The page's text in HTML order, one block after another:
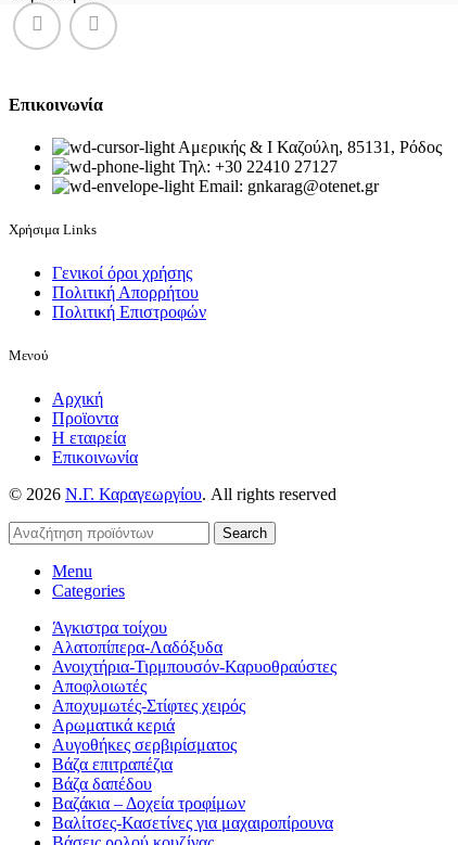
Επικοινωνία
Αμερικής & Ι Καζούλη, 85131, Ρόδος
Τηλ: +30 22410 27127
Email: gnkarag@otenet.gr
Χρήσιμα Links
Γενικοί όροι χρήσης
Πολιτική Απορρήτου
Πολιτική Επιστροφών
Μενού
Αρχική
Προϊοντα
Η εταιρεία
Επικοινωνία
© 2026 Ν.Γ. Καραγεωργίου. All rights reserved
Search
Menu
Categories
Άγκιστρα τοίχου
Αλατοπίπερα-Λαδόξυδα
Ανοιχτήρια-Τιρμπουσόν-Καρυοθραύστες
Αποφλοιωτές
Αποχυμωτές-Στίφτες χειρός
Αρωματικά κεριά
Αυγοθήκες σερβιρίσματος
Βάζα επιτραπέζια
Βάζα δαπέδου
Βαζάκια – Δοχεία τροφίμων
Βαλίτσες-Κασετίνες για μαχαιροπίρουνα